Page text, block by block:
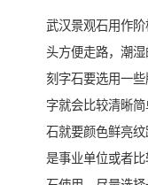
武汉景观石用作
头方便走路，潮
刻字石要选用一
字就会比较清晰
石就要颜色鲜亮
是事业单位或者